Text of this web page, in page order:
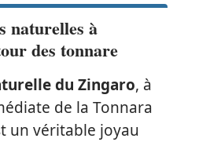
naturelles à
des tonnare
du Zingaro, à
de la Tonnara
un véritable joyau